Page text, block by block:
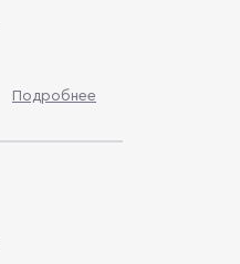
Подробнее